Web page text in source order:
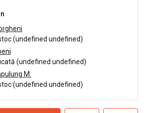
(undefined undefined)
(undefined undefined)
M.
(undefined undefined)